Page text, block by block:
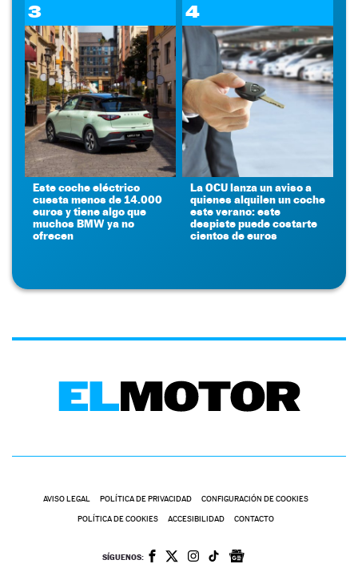
3
Este coche eléctrico
cuesta menos de 14.000
euros y tiene algo que
muchos BMW ya no
ofrecen
4
La OCU lanza un aviso a
quienes alquilen un coche
este verano: este
despiste puede costarte
cientos de euros
AVISO LEGAL POLÍTICA DE PRIVACIDAD CONFIGURACIÓN DE COOKIES
POLÍTICA DE COOKIES ACCESIBILIDAD CONTACTO
SÍGUENOS: